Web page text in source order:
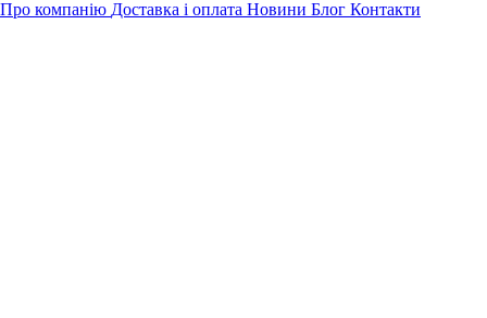
Про компанію Доставка і оплата Новини Блог Контакти